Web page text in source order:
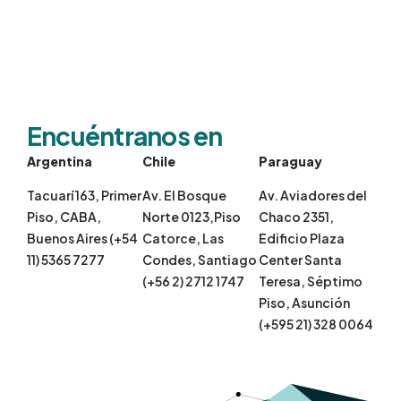
Encuéntranos en
Argentina
Tacuarí 163, Primer
Piso, CABA,
Buenos Aires (+54
11) 5365 7277
Chile
Av. El Bosque
Norte 0123,Piso
Catorce, Las
Condes, Santiago
(+56 2) 2712 1747
Paraguay
Av. Aviadores del
Chaco 2351,
Edificio Plaza
Center Santa
Teresa, Séptimo
Piso, Asunción
(+595 21) 328 0064